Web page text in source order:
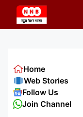
content
Home
Web Stories
Follow Us
Join Channel